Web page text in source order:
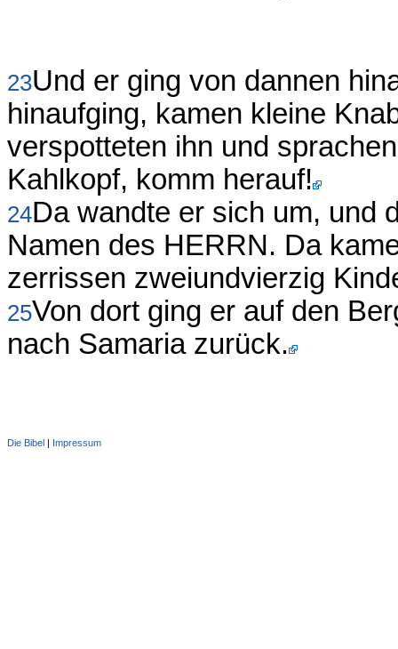
23Und er ging von dannen
hinaufging, kamen kleine
verspotteten ihn und
Kahlkopf, komm herauf!
24Da wandte er sich um, und
Namen des HERRN. Da
zerrissen zweiundvierzig
25Von dort ging er auf den
nach Samaria zurück.
Die Bibel Impressum